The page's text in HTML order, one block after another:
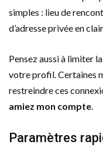
simples : lieu de
d’adresse privée en
Pensez aussi à limiter
votre profil. Certaines
restreindre ces
amiez mon compte.
Paramètres